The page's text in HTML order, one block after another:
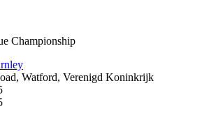
Championship
, Watford, Verenigd Koninkrijk